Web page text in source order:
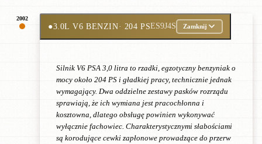
2002
●3.0L V6 BENZIN· 204 PSES9J4S Zamknij
Silnik V6 PSA 3,0 litra to rzadki, egzotyczny benzyniak o
mocy około 204 PS i gładkiej pracy, technicznie jednak
wymagający. Dwa oddzielne zestawy pasków rozrządu
sprawiają, że ich wymiana jest pracochłonna i
kosztowna, dlatego obsługę powinien wykonywać
wyłącznie fachowiec. Charakterystycznymi słabościami
są korodujące cewki zapłonowe prowadzące do przerw